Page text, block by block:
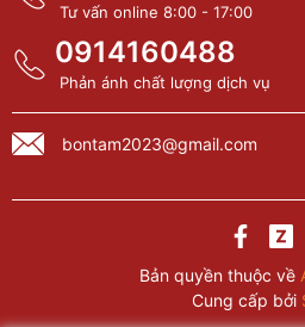
Tư vấn online 8:00 - 17:00
0914160488
Phản ánh chất lượng dịch vụ
bontam2023@gmail.com
Bản quyền thuộc về
Cung cấp bởi